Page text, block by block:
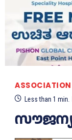
ASSOCIATION
Less than 1 min.